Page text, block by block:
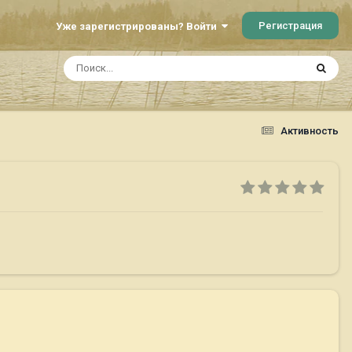
Уже зарегистрированы? Войти Регистрация
Активность